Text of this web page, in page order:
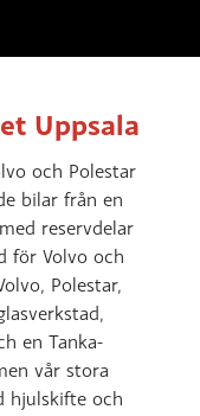
Uppsala
och Polestar
bilar från en
reservdelar
för Volvo och
Polestar,
en Tanka-
vår stora
hjulskifte och